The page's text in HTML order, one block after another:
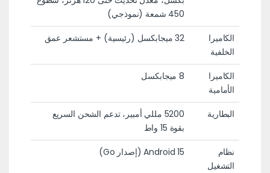
450 شمعة (نموذجي)
الكاميرا
الخلفية
32 ميجابكسل (رئيسية) + مستشعر عمق
الكاميرا
الأمامية
8 ميجابكسل
البطارية
5200 مللي أمبير، تدعم الشحن السريع
بقوة 15 واط
نظام
التشغيل
Android 15 (إصدار Go)